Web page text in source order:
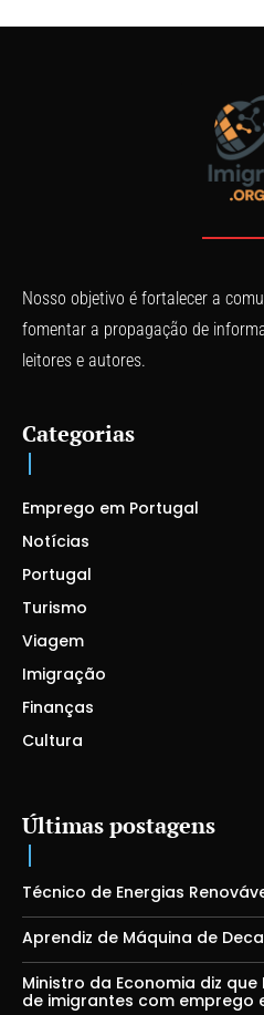
Nosso objetivo é fortalecer a
fomentar a propagação de
leitores e autores.
Categorias
Emprego em Portugal
Notícias
Portugal
Turismo
Viagem
Imigração
Finanças
Cultura
Últimas postagens
Técnico de Energias
Aprendiz de Máquina de
Ministro da Economia diz
de imigrantes com emprego